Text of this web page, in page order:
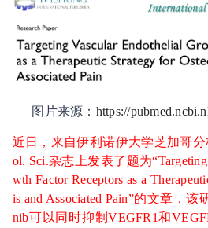
图片来源： https://
近日，来自伊利诺伊大学芝加哥
ol. Sci.杂志上发表了题为
wth Factor Receptors as a
is and Associated Pain”的文章，
nib可以同时抑制VEGFR1和